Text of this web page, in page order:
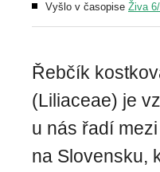
Vyšlo v časopise Živa
Řebčík
(Liliaceae) je
u nás řadí
na Slovensku,